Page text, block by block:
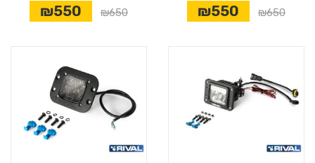
₪650
₪550
₪650
₪550